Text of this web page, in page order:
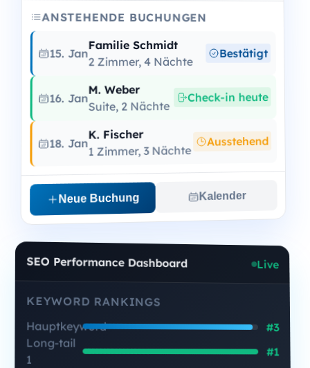
ANSTEHENDE BUCHUNGEN
15. Jan
Familie Schmidt
2 Zimmer, 4 Nächte
Bestätigt
16. Jan
M. Weber
Suite, 2 Nächte
Check-in heute
18. Jan
K. Fischer
1 Zimmer, 3 Nächte
Ausstehend
Neue Buchung Kalender
SEO Performance Dashboard Live
KEYWORD RANKINGS
Hauptkeyword #3
Long-tail
1
#1